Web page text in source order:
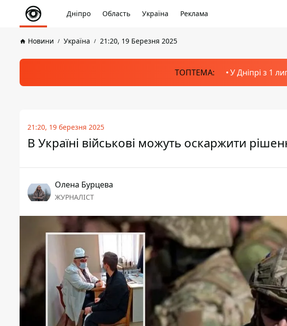
Дніпро Область Україна Реклама
Новини Україна 21:20, 19 Березня 2025
ТОПТЕМА: У Дніпрі з 1
21:20, 19 березня 2025
В Україні військові можуть оскаржити
Олена Бурцева
ЖУРНАЛІСТ